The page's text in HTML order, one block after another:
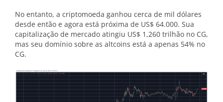
No entanto, a criptomoeda ganhou cerca de mil dólares
desde então e agora está próxima de US$ 64.000. Sua
capitalização de mercado atingiu US$ 1,260 trilhão no CG,
mas seu domínio sobre as altcoins está a apenas 54% no
CG.